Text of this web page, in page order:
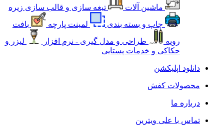
ماشین آلات
تیغه سازی و قالب سازی زیره
چاپ و بسته بندی
لمینت پارچه
بافت
رویه
طراحی و مدل گیری - نرم افزار
لیزر و
حکاکی و خدمات پستایی
دانلود اپلیکشن
محصولات کفش
درباره ما
تماس با علی ویترین